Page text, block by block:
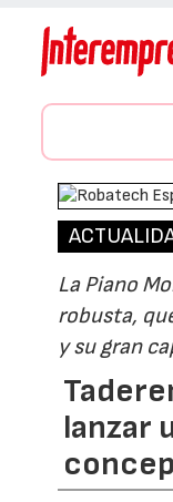
La Piano
robusta,
y su gran
lanzar